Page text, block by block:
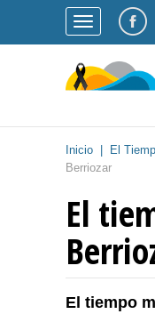
Inicio El
Berriozar
El
El tiempo